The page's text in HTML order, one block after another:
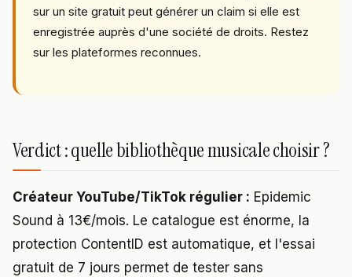
sur un site gratuit peut générer un claim si elle est
enregistrée auprès d'une société de droits. Restez
sur les plateformes reconnues.
Verdict : quelle bibliothèque musicale choisir ?
Créateur YouTube/TikTok régulier : Epidemic
Sound à 13€/mois. Le catalogue est énorme, la
protection ContentID est automatique, et l'essai
gratuit de 7 jours permet de tester sans